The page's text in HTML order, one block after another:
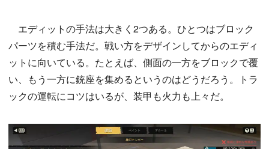
エディットの手法は大きく2つある。ひとつはブロック
パーツを積む手法だ。戦い方をデザインしてからのエディ
ットに向いている。たとえば、側面の一方をブロックで覆
い、もう一方に銃座を集めるというのはどうだろう。トラ
ックの運転にコツはいるが、装甲も火力も上々だ。